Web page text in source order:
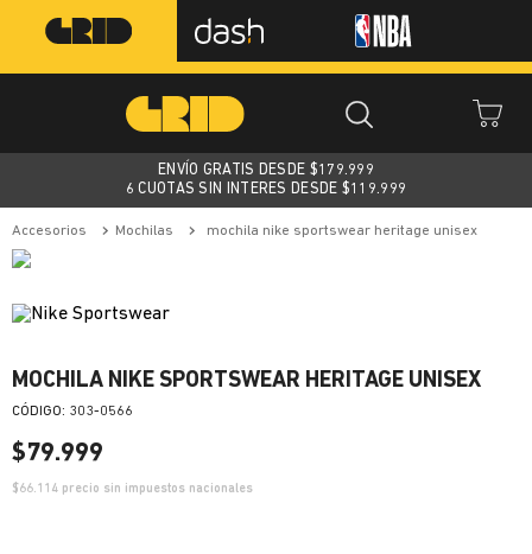
ENVÍO GRATIS DESDE $179.999
6 CUOTAS SIN INTERES DESDE $119.999
accesorios mochilas mochila nike sportswear heritage unisex
MOCHILA NIKE SPORTSWEAR HERITAGE UNISEX
: 303-0566
$79.999
$66.114 precio sin impuestos nacionales